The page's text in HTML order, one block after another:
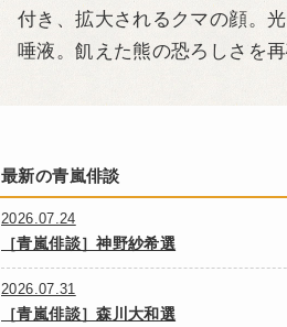
付き、拡大されるクマの顔。
唾液。飢えた熊の恐ろしさを
最新の青嵐俳談
2026.07.24
［青嵐俳談］神野紗希選
2026.07.31
［青嵐俳談］森川大和選